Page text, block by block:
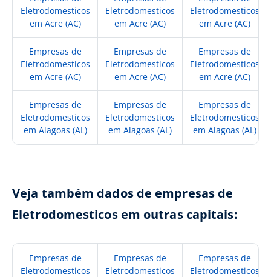
Eletrodomesticos
em Acre (AC)
Eletrodomesticos
em Acre (AC)
Eletrodomesticos
em Acre (AC)
Empresas de
Eletrodomesticos
em Acre (AC)
Empresas de
Eletrodomesticos
em Acre (AC)
Empresas de
Eletrodomesticos
em Acre (AC)
Empresas de
Eletrodomesticos
em Alagoas (AL)
Empresas de
Eletrodomesticos
em Alagoas (AL)
Empresas de
Eletrodomesticos
em Alagoas (AL)
Veja também dados de empresas de
Eletrodomesticos em outras capitais:
Empresas de
Eletrodomesticos
Empresas de
Eletrodomesticos
Empresas de
Eletrodomesticos